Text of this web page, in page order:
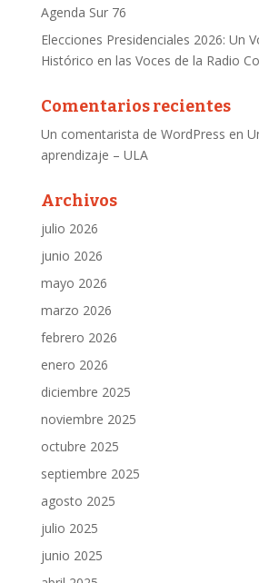
Agenda Sur 76
Elecciones Presidenciales 2026: Un
Histórico en las Voces de la Radio
Comentarios recientes
Un comentarista de WordPress en
aprendizaje – ULA
Archivos
julio 2026
junio 2026
mayo 2026
marzo 2026
febrero 2026
enero 2026
diciembre 2025
noviembre 2025
octubre 2025
septiembre 2025
agosto 2025
julio 2025
junio 2025